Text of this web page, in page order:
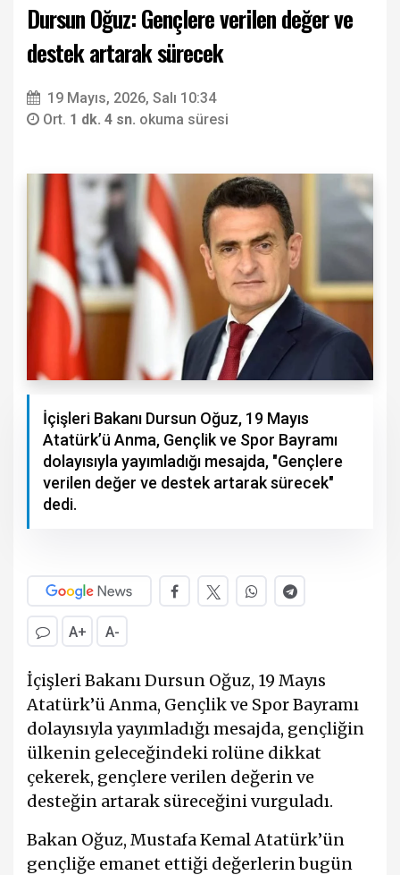
Dursun Oğuz: Gençlere verilen değer ve
destek artarak sürecek
19 Mayıs, 2026, Salı 10:34
Ort. 1 dk. 4 sn. okuma süresi
İçişleri Bakanı Dursun Oğuz, 19 Mayıs
Atatürk’ü Anma, Gençlik ve Spor Bayramı
dolayısıyla yayımladığı mesajda, "Gençlere
verilen değer ve destek artarak sürecek"
dedi.
A+ A-
İçişleri BakanıDursun Oğuz, 19 Mayıs
Atatürk’ü Anma, Gençlik ve Spor Bayramı
dolayısıyla yayımladığı mesajda, gençliğin
ülkenin geleceğindeki rolüne dikkat
çekerek, gençlere verilen değerin ve
desteğin artarak süreceğini vurguladı.
Bakan Oğuz, Mustafa Kemal Atatürk’ün
gençliğe emanet ettiği değerlerin bugün